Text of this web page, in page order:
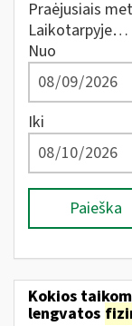
Praėjusiais
Laikotarpyje…
Nuo
Iki
Paieška
Kokios
lengvatos